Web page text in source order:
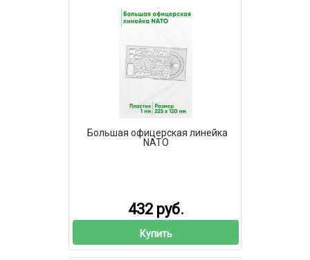
Большая офицерская линейка
NATO
432 руб.
Купить